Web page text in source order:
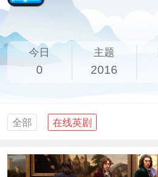
今日
0
主题
2016
全部 在线英剧